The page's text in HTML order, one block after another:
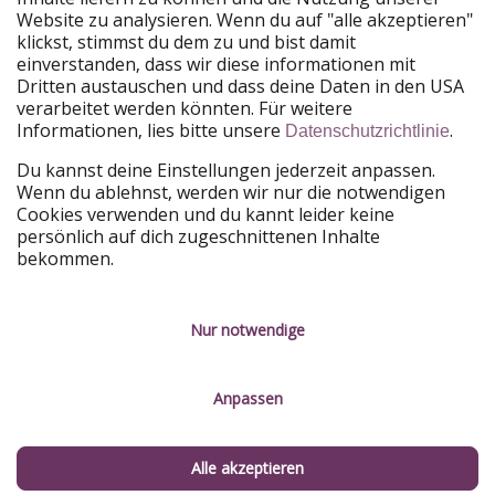
Unsere Märkte
PiratinViaggio
HolidayPirates
VakantiePiraten
WakacyjniPiraci
VoyagesPirates
Ferienpiraten
Urlaubspiraten
ViajerosPiratas
Unsere Gruppe
HolidayPirates Group
Lerne uns kennen
Nachhaltigkeit
Service-Kontrolle
Website zu analysieren. Wenn du auf "alle akzeptieren"
klickst, stimmst du dem zu und bist damit
einverstanden, dass wir diese informationen mit
Dritten austauschen und dass deine Daten in den USA
verarbeitet werden könnten. Für weitere
Informationen, lies bitte unsere Datenschutzrichtlinie.
Du kannst deine Einstellungen jederzeit anpassen.
Wenn du ablehnst, werden wir nur die notwendigen
Cookies verwenden und du kannt leider keine
persönlich auf dich zugeschnittenen Inhalte
bekommen.
Nur notwendige
Anpassen
Alle akzeptieren